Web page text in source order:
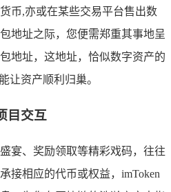
币,亦或在某些交易平台售出数
地址之际，您便需郑重其事地呈
包地址，这地址，恰似数字资产的
让资产顺利归巢。
目交互
宴、奖励领取等精彩戏码，往往
接相应的代币或权益，imToken